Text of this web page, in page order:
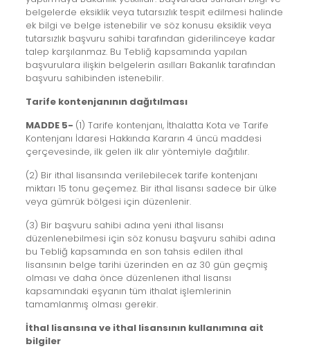
belgelerde eksiklik veya tutarsızlık tespit edilmesi halinde
ek bilgi ve belge istenebilir ve söz konusu eksiklik veya
tutarsızlık başvuru sahibi tarafından giderilinceye kadar
talep karşılanmaz. Bu Tebliğ kapsamında yapılan
başvurulara ilişkin belgelerin asılları Bakanlık tarafından
başvuru sahibinden istenebilir.
Tarife kontenjanının dağıtılması
MADDE 5- (1) Tarife kontenjanı, İthalatta Kota ve Tarife
Kontenjanı İdaresi Hakkında Kararın 4 üncü maddesi
çerçevesinde, ilk gelen ilk alır yöntemiyle dağıtılır.
(2) Bir ithal lisansında verilebilecek tarife kontenjanı
miktarı 15 tonu geçemez. Bir ithal lisansı sadece bir ülke
veya gümrük bölgesi için düzenlenir.
(3) Bir başvuru sahibi adına yeni ithal lisansı
düzenlenebilmesi için söz konusu başvuru sahibi adına
bu Tebliğ kapsamında en son tahsis edilen ithal
lisansının belge tarihi üzerinden en az 30 gün geçmiş
olması ve daha önce düzenlenen ithal lisansı
kapsamındaki eşyanın tüm ithalat işlemlerinin
tamamlanmış olması gerekir.
İthal lisansına ve ithal lisansının kullanımına ait
bilgiler